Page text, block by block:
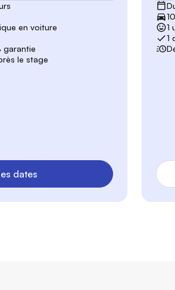
en voiture
garantie
le stage
dates
1
1